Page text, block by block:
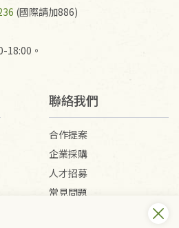
(國際請加886)
18:00。
聯絡我們
合作提案
企業採購
人才招募
常見問題